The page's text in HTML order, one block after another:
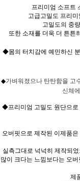
프리미엄 소프트
고급고밀도 프리
고밀도의 중
또한 소재를 더욱 더 튼튼
◆몸의 터치감에 예민하신
◆가벼워졌으나 탄탄함을 고
신체
◆프리미엄 고밀도 원단으로
오버핏으로 제작된 이제품
실측그대로 넉넉히 제작되
많이 크다는 느낌보다는 오
제